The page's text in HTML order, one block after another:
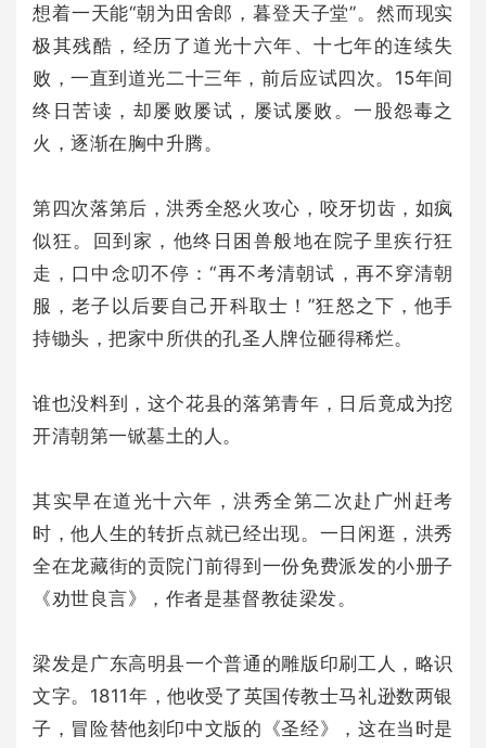
想着一天能“朝为田舍郎，暮登天子堂”。然而现实
极其残酷，经历了道光十六年、十七年的连续失
败，一直到道光二十三年，前后应试四次。15年间
终日苦读，却屡败屡试，屡试屡败。一股怨毒之
火，逐渐在胸中升腾。
第四次落第后，洪秀全怒火攻心，咬牙切齿，如疯
似狂。回到家，他终日困兽般地在院子里疾行狂
走，口中念叨不停：“再不考清朝试，再不穿清朝
服，老子以后要自己开科取士！”狂怒之下，他手
持锄头，把家中所供的孔圣人牌位砸得稀烂。
谁也没料到，这个花县的落第青年，日后竟成为挖
开清朝第一锨墓土的人。
其实早在道光十六年，洪秀全第二次赴广州赶考
时，他人生的转折点就已经出现。一日闲逛，洪秀
全在龙藏街的贡院门前得到一份免费派发的小册子
《劝世良言》，作者是基督教徒梁发。
梁发是广东高明县一个普通的雕版印刷工人，略识
文字。1811年，他收受了英国传教士马礼逊数两银
子，冒险替他刻印中文版的《圣经》，这在当时是